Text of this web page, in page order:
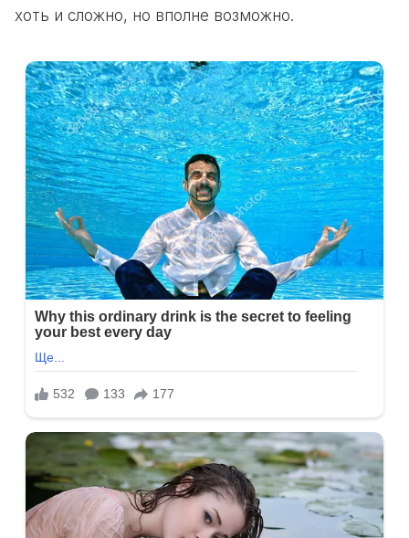
хоть и сложно, но вполне возможно.